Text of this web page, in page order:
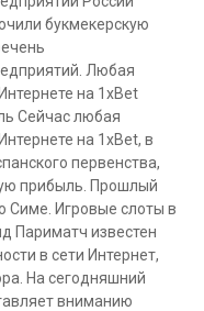
букмекерскую
Любая
на 1xBet
Сейчас любая
на 1xBet, в
первенства,
прибыль. Прошлый
Симе. Игровые слоты в
Париматч известен
в сети Интернет,
На сегодняшний
вниманию